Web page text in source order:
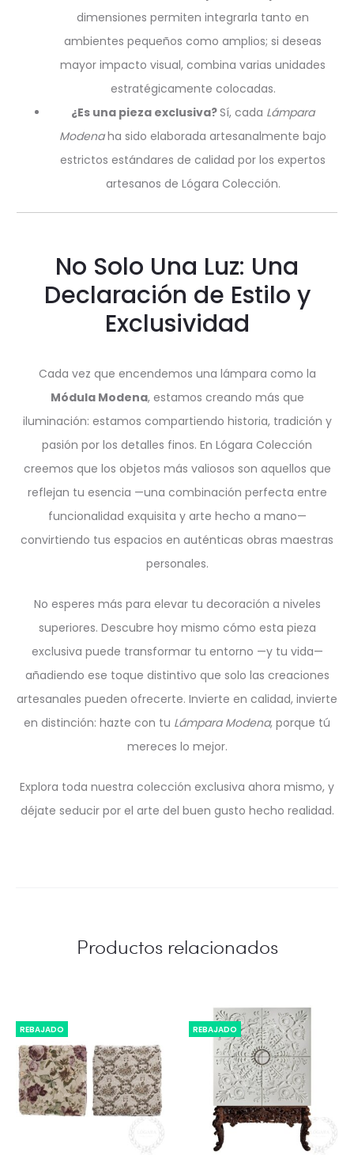
dimensiones permiten integrarla tanto en
ambientes pequeños como amplios; si deseas
mayor impacto visual, combina varias unidades
estratégicamente colocadas.
¿Es una pieza exclusiva?Sí, cada Lámpara
Modenaha sido elaborada artesanalmente bajo
estrictos estándares de calidad por los expertos
artesanos de Lógara Colección.
No Solo Una Luz: Una
Declaración de Estilo y
Exclusividad
Cada vez que encendemos una lámpara como la
Módula Modena, estamos creando más que
iluminación: estamos compartiendo historia, tradición y
pasión por los detalles finos. En Lógara Colección
creemos que los objetos más valiosos son aquellos que
reflejan tu esencia —una combinación perfecta entre
funcionalidad exquisita y arte hecho a mano—
convirtiendo tus espacios en auténticas obras maestras
personales.
No esperes más para elevar tu decoración a niveles
superiores. Descubre hoy mismo cómo esta pieza
exclusiva puede transformar tu entorno —y tu vida—
añadiendo ese toque distintivo que solo las creaciones
artesanales pueden ofrecerte. Invierte en calidad, invierte
en distinción: hazte con tu Lámpara Modena, porque tú
mereces lo mejor.
Explora toda nuestra colección exclusiva ahora mismo, y
déjate seducir por el arte del buen gusto hecho realidad.
Productos relacionados
REBAJADO REBAJADO